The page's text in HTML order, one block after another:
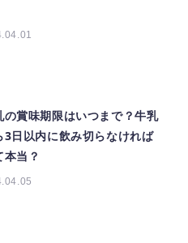
の賞味期限はいつまで？牛乳
3日以内に飲み切らなければ
当？